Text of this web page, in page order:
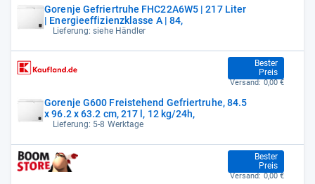
Gorenje Gefriertruhe FHC22A6W5 | 217 Liter
| Energieeffizienzklasse A | 84,
Lieferung: siehe Händler
Gorenje G600 Freistehend Gefriertruhe, 84.5
x 96.2 x 63.2 cm, 217 l, 12 kg/24h,
Lieferung: 5-8 Werktage
Bester
Preis
577,00 €
Versand: 0,00 €
Bester
Preis
577,00 €
Versand: 0,00 €